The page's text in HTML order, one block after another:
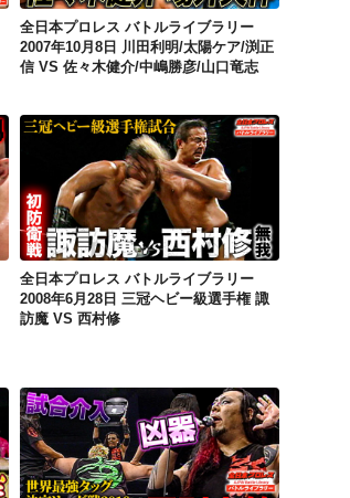
全日本プロレス バトルライブラリー
2007年10月8日 川田利明/太陽ケア/渕正
信 VS 佐々木健介/中嶋勝彦/山口竜志
全日本プロレス バトルライブラリー
2008年6月28日 三冠ヘビー級選手権 諏
訪魔 VS 西村修
全日本プロレス バトルライブラリー 2010年12月7日 世界最強タッグ決定リーグ戦 優勝戦 諏訪魔/浜亮太 vs KENSO/KONO